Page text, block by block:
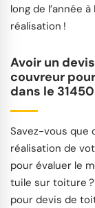
long de l’année
réalisation !
Avoir un
couvreur
dans le
Savez-vous que
réalisation de
pour évaluer le
tuile sur toiture
pour devis de